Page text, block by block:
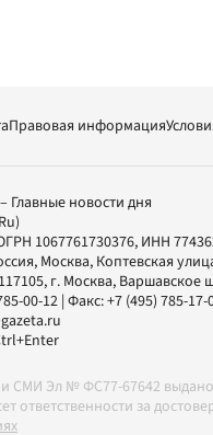
Правовая информация
Главные новости дня
1067761730376, ИНН
Москва, Коптевская
117105, г. Москва, Варшавское
00-12 | Факс:+7 (495) 785-17-
СМИ Эл № ФС77-67642
ответственности за